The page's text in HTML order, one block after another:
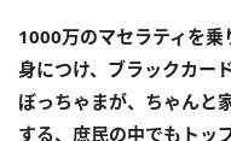
1000万のマセラティを
身につけ、ブラックカー
ぼっちゃまが、ちゃんと
する、庶民の中でもトッ